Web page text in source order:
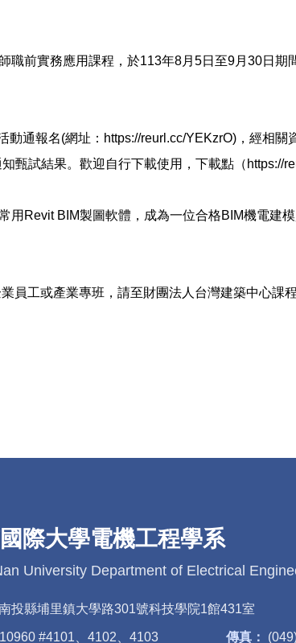
前實務應用課程，於113年8月5日至9月30日期
通報名(網址：https://reurl.cc/YEKzrO)，經相關
試結果。歡迎自行下載使用，下載點（https://
Revit BIM製圖軟體，成為一位合格BIM機電建
員工或產業專班，請至財團法人台灣建築中心課
際大學電機工程學系
University Department of Electrical
投縣埔里鎮大學路301號科技學院1館431室
#4101、4102、4103 傳真：